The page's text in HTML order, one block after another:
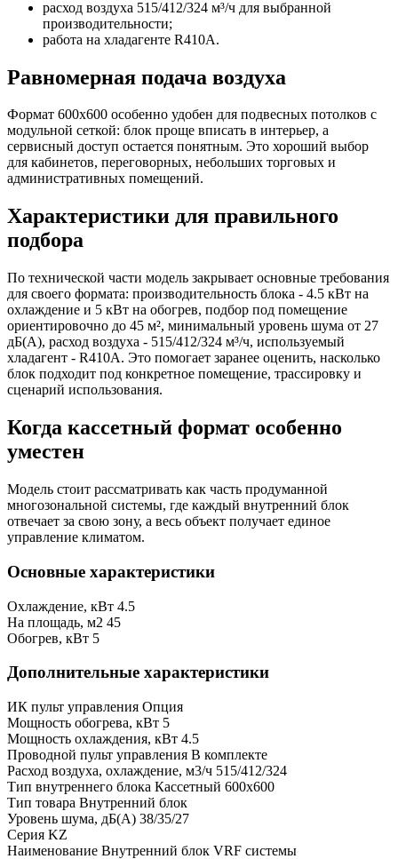
расход воздуха 515/412/324 м³/ч для выбранной
производительности;
работа на хладагенте R410A.
Равномерная подача воздуха
Формат 600х600 особенно удобен для подвесных потолков с
модульной сеткой: блок проще вписать в интерьер, а
сервисный доступ остается понятным. Это хороший выбор
для кабинетов, переговорных, небольших торговых и
административных помещений.
Характеристики для правильного
подбора
По технической части модель закрывает основные требования
для своего формата: производительность блока - 4.5 кВт на
охлаждение и 5 кВт на обогрев, подбор под помещение
ориентировочно до 45 м², минимальный уровень шума от 27
дБ(А), расход воздуха - 515/412/324 м³/ч, используемый
хладагент - R410A. Это помогает заранее оценить, насколько
блок подходит под конкретное помещение, трассировку и
сценарий использования.
Когда кассетный формат особенно
уместен
Модель стоит рассматривать как часть продуманной
многозональной системы, где каждый внутренний блок
отвечает за свою зону, а весь объект получает единое
управление климатом.
Основные характеристики
Охлаждение, кВт 4.5
На площадь, м2 45
Обогрев, кВт 5
Дополнительные характеристики
ИК пульт управления Опция
Мощность обогрева, кВт 5
Мощность охлаждения, кВт 4.5
Проводной пульт управления В комплекте
Расход воздуха, охлаждение, м3/ч 515/412/324
Тип внутреннего блока Кассетный 600х600
Тип товара Внутренний блок
Уровень шума, дБ(А) 38/35/27
Серия KZ
Наименование Внутренний блок VRF системы